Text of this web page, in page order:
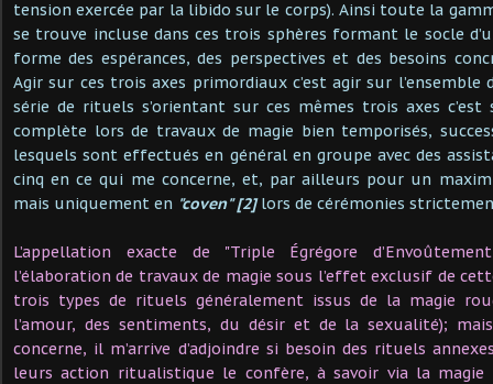
tension exercée par la libido sur le corps). Ainsi toute la
se trouve incluse dans ces trois sphères formant le socle
forme des espérances, des perspectives et des besoins
Agir sur ces trois axes primordiaux c’est agir sur l’ensemble
série de rituels s’orientant sur ces mêmes trois axes c’est
complète lors de travaux de magie bien temporisés,
lesquels sont effectués en général en groupe avec des
cinq en ce qui me concerne, et, par ailleurs pour un
mais uniquement en "coven" [2]lors de cérémonies
L’appellation exacte de "Triple Égrégore
l’élaboration de travaux de magie sous l’effet exclusif de
trois types de rituels généralement issus de la magie
l’amour, des sentiments, du désir et de la sexualité);
concerne, il m’arrive d’adjoindre si besoin des rituels
leurs action ritualistique le confère, à savoir via la